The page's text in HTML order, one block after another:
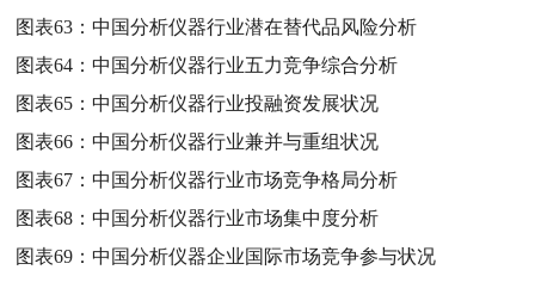
图表63：中国分析仪器行业潜在替代品风险分析
图表64：中国分析仪器行业五力竞争综合分析
图表65：中国分析仪器行业投融资发展状况
图表66：中国分析仪器行业兼并与重组状况
图表67：中国分析仪器行业市场竞争格局分析
图表68：中国分析仪器行业市场集中度分析
图表69：中国分析仪器企业国际市场竞争参与状况